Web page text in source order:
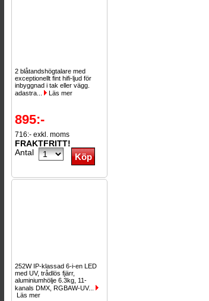
2 blåtandshögtalare med
exceptionellt fint hifi-ljud för
inbyggnad i tak eller vägg.
adastra...
Läs mer
895:-
716:- exkl. moms
FRAKTFRITT!
Antal
252W IP-klassad 6-i-en LED
med UV, trådlös fjärr,
aluminiumhölje 6.3kg, 11-
kanals DMX, RGBAW-UV...
Läs mer